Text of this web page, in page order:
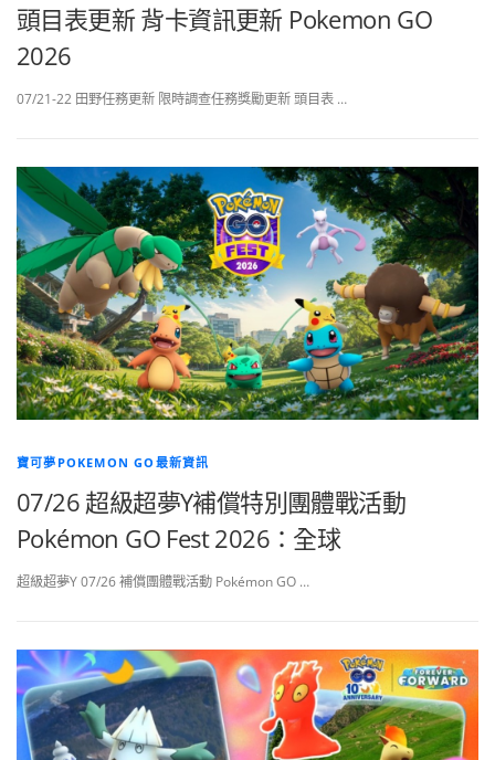
頭目表更新 背卡資訊更新 Pokemon GO
2026
07/21-22 田野任務更新 限時調查任務獎勵更新 頭目表 …
寶可夢POKEMON GO最新資訊
07/26 超級超夢Y補償特別團體戰活動
Pokémon GO Fest 2026：全球
超級超夢Y 07/26 補償團體戰活動 Pokémon GO …